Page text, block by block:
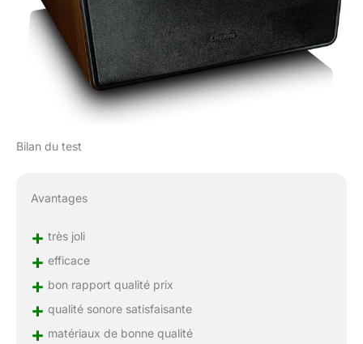
Bilan du test
Avantages
+ très joli
+ efficace
+ bon rapport qualité prix
+ qualité sonore satisfaisante
+ matériaux de bonne qualité